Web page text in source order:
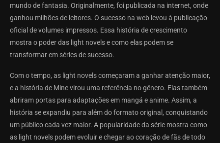
mundo de fantasia. Originalmente, foi publicada na internet, onde
ganhou milhões de leitores. O sucesso na web levou à publicação
oficial de volumes impressos. Essa história de crescimento
mostra o poder das light novels e como elas podem se
transformar em séries de sucesso.
Com o tempo, as light novels começaram a ganhar atenção maior,
e a história de Mine virou uma referência no gênero. Elas também
abriram portas para adaptações em mangá e anime. Assim, a
história se expandiu para além do formato original, conquistando
um público cada vez maior. A popularidade da série mostra como
as light novels podem evoluir e chegar ao coração de fãs de todo